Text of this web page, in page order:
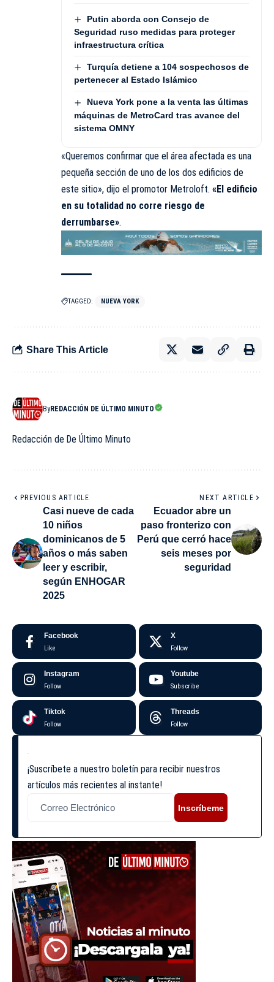
Putin aborda con Consejo de
Seguridad ruso medidas para proteger
infraestructura crítica
Turquía detiene a 104 sospechosos de
pertenecer al Estado Islámico
Nueva York pone a la venta las últimas
máquinas de MetroCard tras avance del
sistema OMNY
«Queremos confirmar que el área afectada es una
pequeña sección de uno de los dos edificios de
este sitio», dijo el promotor Metroloft. «El edificio
en su totalidad no corre riesgo de
derrumbarse».
TAGGED: NUEVA YORK
Share This Article
ByREDACCIÓN DE ÚLTIMO MINUTO
Redacción de De Último Minuto
PREVIOUS ARTICLE
Casi nueve de cada
10 niños
dominicanos de 5
años o más saben
leer y escribir,
según ENHOGAR
2025
NEXT ARTICLE
Ecuador abre un
paso fronterizo con
Perú que cerró hace
seis meses por
seguridad
Facebook
Like
X
Follow
Instagram
Follow
Youtube
Subscribe
Tiktok
Follow
Threads
Follow
¡Suscríbete a nuestro boletín para recibir nuestros
artículos más recientes al instante!
Inscríbeme